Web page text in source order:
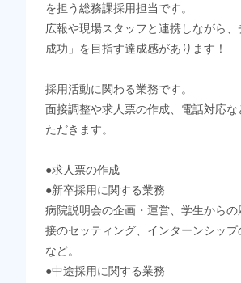
を担う総務課採用担当です。
広報や現場スタッフと連携しながら、
成功」を目指す達成感があります！
採用活動に関わる業務です。
面接調整や求人票の作成、電話対応な
ただきます。
●求人票の作成
●新卒採用に関する業務
病院説明会の企画・運営、学生から
接のセッティング、インターンシッ
など。
●中途採用に関する業務